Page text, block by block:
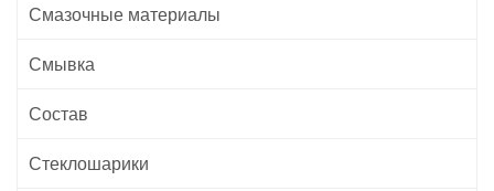
Смазочные материалы
Смывка
Состав
Стеклошарики